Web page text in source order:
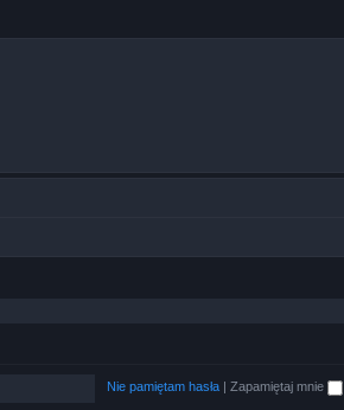
Nie pamiętam hasła Zapamiętaj mnie